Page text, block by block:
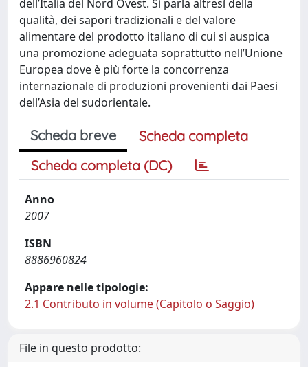
dell’Italia del Nord Ovest. Si parla altresì della
qualità, dei sapori tradizionali e del valore
alimentare del prodotto italiano di cui si auspica
una promozione adeguata soprattutto nell’Unione
Europea dove è più forte la concorrenza
internazionale di produzioni provenienti dai Paesi
dell’Asia del sudorientale.
Scheda breve
Scheda completa
Scheda completa (DC)
Anno
2007
ISBN
8886960824
Appare nelle tipologie:
2.1 Contributo in volume (Capitolo o Saggio)
File in questo prodotto: